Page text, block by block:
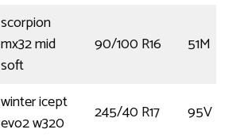
scorpion
mx32 mid
soft
90/100 R16 51M
winter icept
evo2 w320
245/40 R17
95V